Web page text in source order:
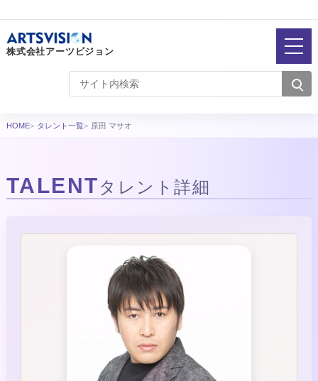
株式会社アーツビジョン
HOME タレント一覧 原田 マサオ
TALENTタレント詳細